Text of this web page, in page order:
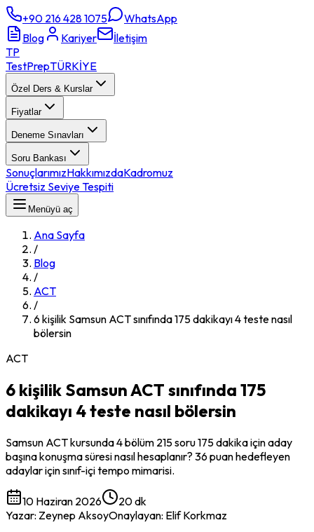
+90 216 428 1075
WhatsApp
Blog
Kariyer
İletişim
TP
TestPrepTÜRKİYE
Özel Ders & Kurslar
Fiyatlar
Deneme Sınavları
Soru Bankası
SonuçlarımızHakkımızdaKadromuz
Ücretsiz Seviye Tespiti
Menüyü aç
Ana Sayfa
/
Blog
/
ACT
/
6 kişilik Samsun ACT sınıfında 175 dakikayı 4 teste nasıl
bölersin
ACT
6 kişilik Samsun ACT sınıfında 175
dakikayı 4 teste nasıl bölersin
Samsun ACT kursunda 4 bölüm 215 soru 175 dakika için aday
başına konuşma süresi nasıl hesaplanır? 36 puan hedefleyen
adaylar için sınıf-içi tempo mimarisi.
10 Haziran 2026
20 dk
Yazar: Zeynep AksoyOnaylayan: Elif Korkmaz